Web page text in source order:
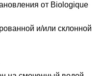
от Biologique
и/или склонной